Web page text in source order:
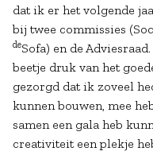
dat ik er het volgende
bij twee commissies
deSofa) en de
beetje druk van het
gezorgd dat ik zoveel
kunnen bouwen, mee
samen een gala heb
creativiteit een plekje